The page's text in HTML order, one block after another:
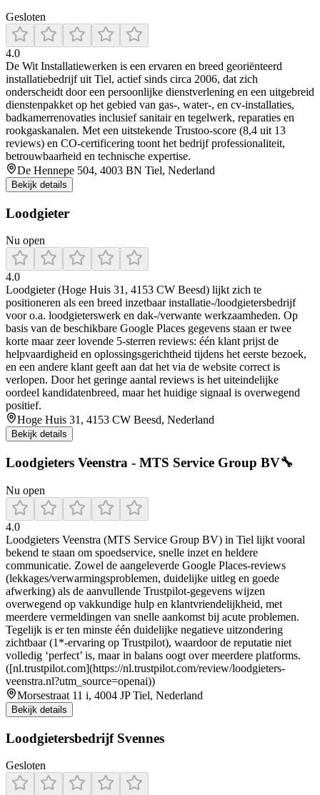
Gesloten
4.0
De Wit Installatiewerken is een ervaren en breed georiënteerd
installatiebedrijf uit Tiel, actief sinds circa 2006, dat zich
onderscheidt door een persoonlijke dienstverlening en een uitgebreid
dienstenpakket op het gebied van gas-, water-, en cv‑installaties,
badkamerrenovaties inclusief sanitair en tegelwerk, reparaties en
rookgaskanalen. Met een uitstekende Trustoo-score (8,4 uit 13
reviews) en CO‑certificering toont het bedrijf professionaliteit,
betrouwbaarheid en technische expertise.
De Hennepe 504, 4003 BN Tiel, Nederland
Bekijk details
Loodgieter
Nu open
4.0
Loodgieter (Hoge Huis 31, 4153 CW Beesd) lijkt zich te
positioneren als een breed inzetbaar installatie-/loodgietersbedrijf
voor o.a. loodgieterswerk en dak-/verwante werkzaamheden. Op
basis van de beschikbare Google Places gegevens staan er twee
korte maar zeer lovende 5-sterren reviews: één klant prijst de
helpvaardigheid en oplossingsgerichtheid tijdens het eerste bezoek,
en een andere klant geeft aan dat het via de website correct is
verlopen. Door het geringe aantal reviews is het uiteindelijke
oordeel kandidatenbreed, maar het huidige signaal is overwegend
positief.
Hoge Huis 31, 4153 CW Beesd, Nederland
Bekijk details
Loodgieters Veenstra - MTS Service Group BV🔧
Nu open
4.0
Loodgieters Veenstra (MTS Service Group BV) in Tiel lijkt vooral
bekend te staan om spoedservice, snelle inzet en heldere
communicatie. Zowel de aangeleverde Google Places-reviews
(lekkages/verwarmingsproblemen, duidelijke uitleg en goede
afwerking) als de aanvullende Trustpilot-gegevens wijzen
overwegend op vakkundige hulp en klantvriendelijkheid, met
meerdere vermeldingen van snelle aankomst bij acute problemen.
Tegelijk is er ten minste één duidelijke negatieve uitzondering
zichtbaar (1*-ervaring op Trustpilot), waardoor de reputatie niet
volledig ‘perfect’ is, maar in balans oogt over meerdere platforms.
([nl.trustpilot.com](https://nl.trustpilot.com/review/loodgieters-
veenstra.nl?utm_source=openai))
Morsestraat 11 i, 4004 JP Tiel, Nederland
Bekijk details
Loodgietersbedrijf Svennes
Gesloten